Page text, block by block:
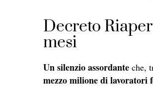
Decreto
mesi
Un silenzio assordante che,
mezzo milione di lavoratori